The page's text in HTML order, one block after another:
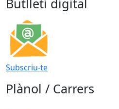
Butlletí digital
Subscriu-te
Plànol / Carrers